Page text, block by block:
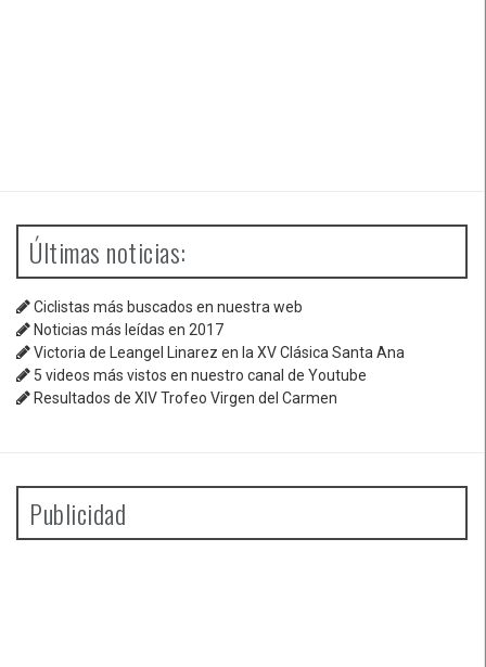
Últimas noticias:
Ciclistas más buscados en nuestra web
Noticias más leídas en 2017
Victoria de Leangel Linarez en la XV Clásica Santa Ana
5 videos más vistos en nuestro canal de Youtube
Resultados de XIV Trofeo Virgen del Carmen
Publicidad